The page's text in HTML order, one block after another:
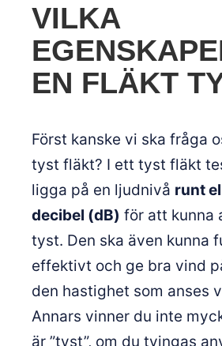
VILKA
EN FLÄKT
Först kanske vi ska fråga
tyst fläkt? I ett tyst fläkt
ligga på en ljudnivå runt
decibel (dB) för att kunna
tyst. Den ska även kunna
effektivt och ge bra vind
den hastighet som anses
Annars vinner du inte
är ”tyst”, om du tvingas